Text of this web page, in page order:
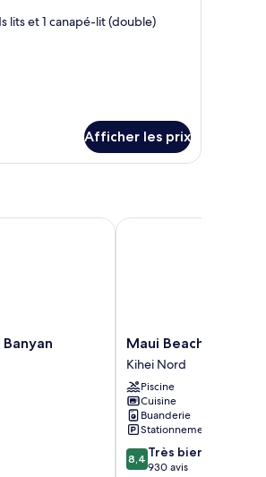
lits et 1 canapé-lit (double)
Afficher les prix
Maui
Beach
Vacation
Club
Kihei
Nord
Maui Beach
Kihei Nord
Piscine
Cuisine
Buanderie
Stationnement gratuit
8.4
sur
8,4 Très bien
930 avis
Maui Beach Vacation